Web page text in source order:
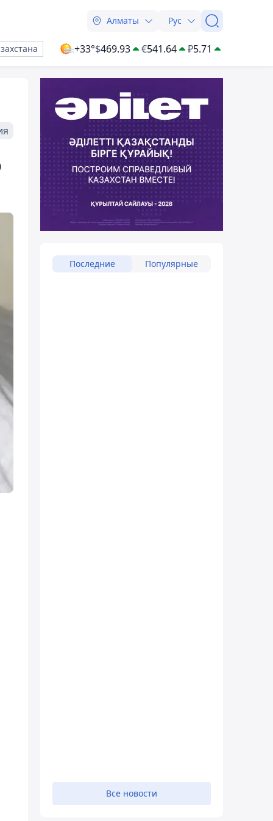
Алматы Рус
+33°$469.93 €541.64 ₽5.71
Последние Популярные
Все новости